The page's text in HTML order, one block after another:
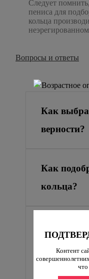
Контент
что
Следует
пениса для
кольца
Вопросы и ответы
Как
верности?
Как
кольца?
ношения?